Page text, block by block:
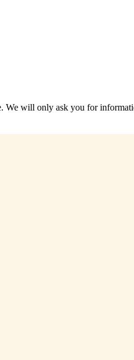
We will only ask you for